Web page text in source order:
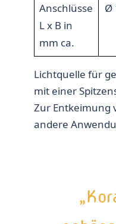
Anschlüsse
L x B in
mm ca.
Ø
Lichtquelle für
mit einer
Zur Entkeimung
andere